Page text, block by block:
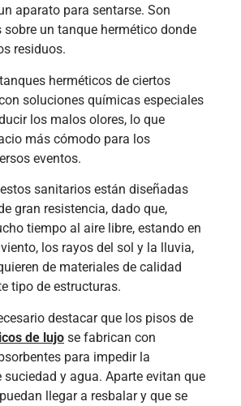
aparato para sentarse. Son
sobre un tanque hermético donde
residuos.
herméticos de ciertos
soluciones químicas especiales
los malos olores, lo que
más cómodo para los
eventos.
sanitarios están diseñadas
gran resistencia, dado que,
tiempo al aire libre, estando en
los rayos del sol y la lluvia,
de materiales de calidad
tipo de estructuras.
destacar que los pisos de
de lujo se fabrican con
para impedir la
y agua. Aparte evitan que
llegar a resbalar y que se